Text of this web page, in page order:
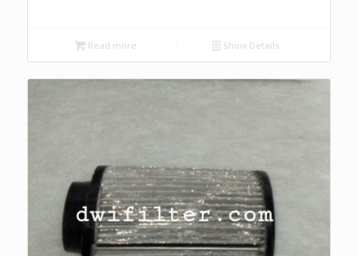
Read more Show Details